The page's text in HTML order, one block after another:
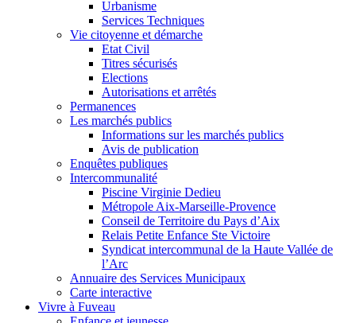
Urbanisme
Services Techniques
Vie citoyenne et démarche
Etat Civil
Titres sécurisés
Elections
Autorisations et arrêtés
Permanences
Les marchés publics
Informations sur les marchés publics
Avis de publication
Enquêtes publiques
Intercommunalité
Piscine Virginie Dedieu
Métropole Aix-Marseille-Provence
Conseil de Territoire du Pays d’Aix
Relais Petite Enfance Ste Victoire
Syndicat intercommunal de la Haute Vallée de
l’Arc
Annuaire des Services Municipaux
Carte interactive
Vivre à Fuveau